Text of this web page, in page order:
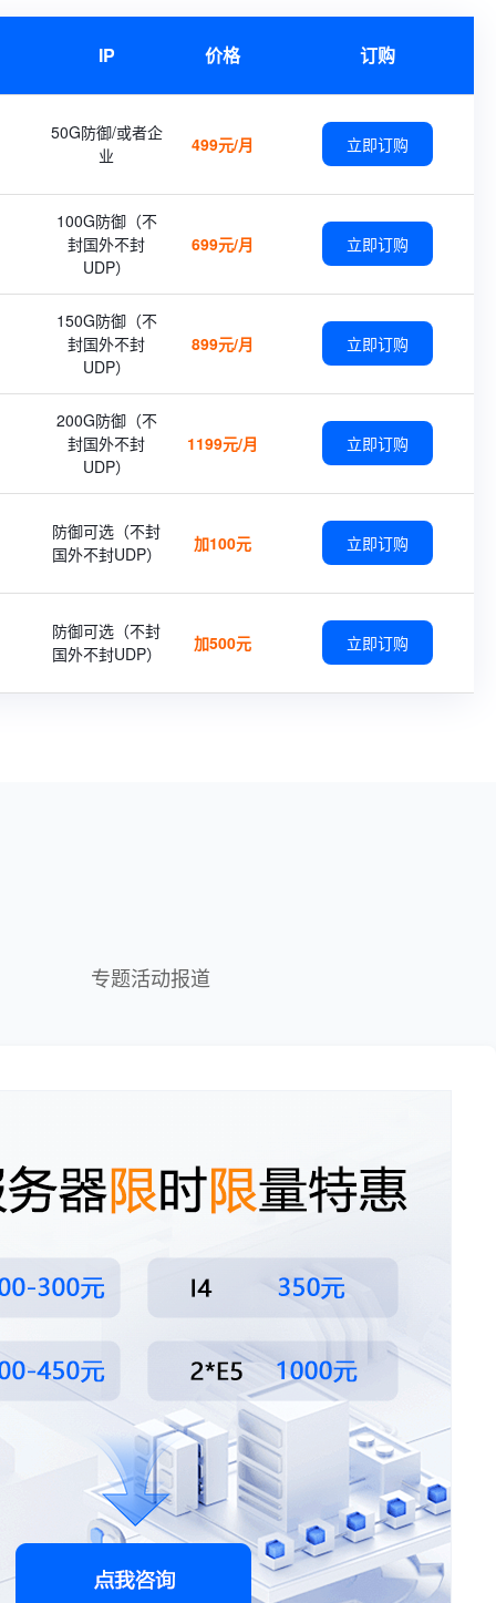
IP 价格 订购
50G防御/或者企
业
499元/月 立即订购
100G防御（不
封国外不封
UDP）
699元/月 立即订购
150G防御（不
封国外不封
UDP）
899元/月 立即订购
200G防御（不
封国外不封
UDP）
1199元/月 立即订购
防御可选（不封
国外不封UDP）
加100元 立即订购
防御可选（不封
国外不封UDP）
加500元 立即订购
专题活动报道